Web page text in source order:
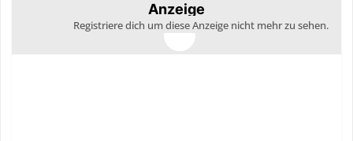
Anzeige
Registriere dich um diese Anzeige nicht mehr zu sehen.